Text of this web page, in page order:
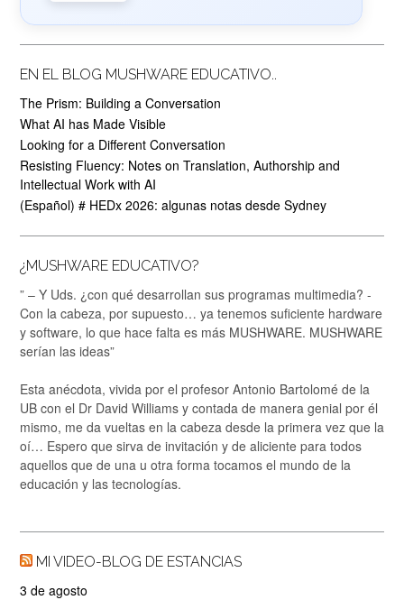
EN EL BLOG MUSHWARE EDUCATIVO..
The Prism: Building a Conversation
What AI has Made Visible
Looking for a Different Conversation
Resisting Fluency: Notes on Translation, Authorship and
Intellectual Work with AI
(Español) # HEDx 2026: algunas notas desde Sydney
¿MUSHWARE EDUCATIVO?
” – Y Uds. ¿con qué desarrollan sus programas multimedia? -
Con la cabeza, por supuesto… ya tenemos suficiente hardware
y software, lo que hace falta es más MUSHWARE. MUSHWARE
serían las ideas”
Esta anécdota, vivida por el profesor Antonio Bartolomé de la
UB con el Dr David Williams y contada de manera genial por él
mismo, me da vueltas en la cabeza desde la primera vez que la
oí… Espero que sirva de invitación y de aliciente para todos
aquellos que de una u otra forma tocamos el mundo de la
educación y las tecnologías.
MI VIDEO-BLOG DE ESTANCIAS
3 de agosto